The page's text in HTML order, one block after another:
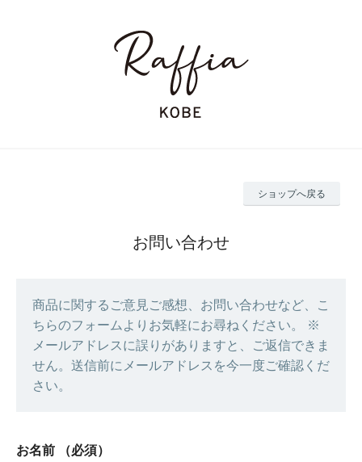
ショップへ戻る
お問い合わせ
商品に関するご意見ご感想、お問い合わせなど、こ
ちらのフォームよりお気軽にお尋ねください。 ※
メールアドレスに誤りがありますと、ご返信できま
せん。送信前にメールアドレスを今一度ご確認くだ
さい。
お名前 （必須）